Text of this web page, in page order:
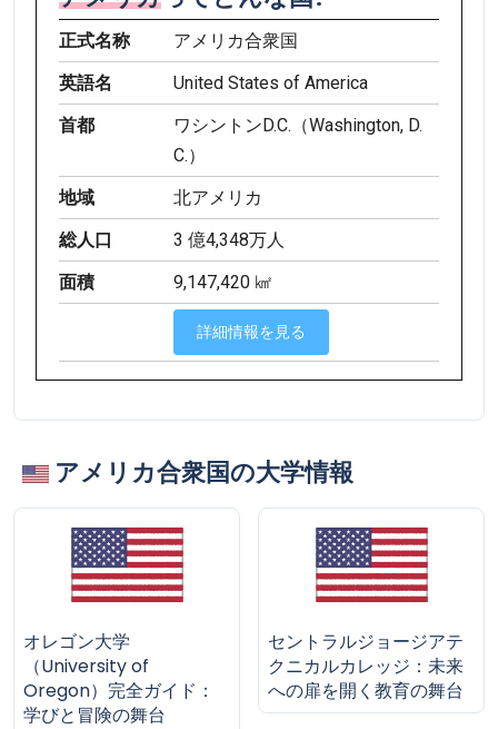
正式名称
アメリカ合衆国
英語名
United States of America
首都
ワシントンD.C.（Washington, D.
C.）
地域
北アメリカ
総人口
3 億4,348万人
面積
9,147,420 ㎢
詳細情報を見る
アメリカ合衆国の大学情報
オレゴン大学
（University of
Oregon）完全ガイド：
学びと冒険の舞台
セントラルジョージアテ
クニカルカレッジ：未来
への扉を開く教育の舞台